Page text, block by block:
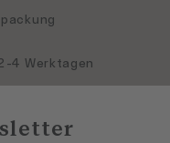
4 Werktagen